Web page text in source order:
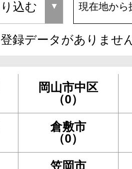
現在地から
登録データがありませ
岡山市中区
（0）
倉敷市
（0）
笠岡市